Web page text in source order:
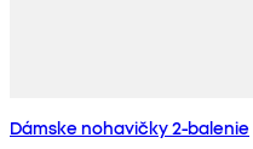
Dámske nohavičky 2-balenie